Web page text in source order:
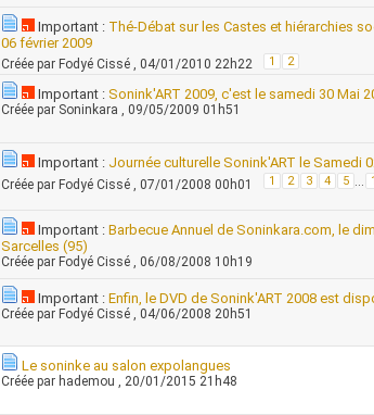
Important : Thé-Débat sur les Castes et hiérarchies
06 février 2009
Créée par Fodyé Cissé , 04/01/2010 22h22 1 2
Important : Sonink'ART 2009, c'est le samedi 30 Mai
Créée par Soninkara , 09/05/2009 01h51
Important : Journée culturelle Sonink'ART le Samedi
Créée par Fodyé Cissé , 07/01/2008 00h01 1 2 3 4 5
Important : Barbecue Annuel de Soninkara.com, le
Sarcelles (95)
Créée par Fodyé Cissé , 06/08/2008 10h19
Important : Enfin, le DVD de Sonink'ART 2008 est
Créée par Fodyé Cissé , 04/06/2008 20h51
Le soninke au salon expolangues
Créée par hademou , 20/01/2015 21h48